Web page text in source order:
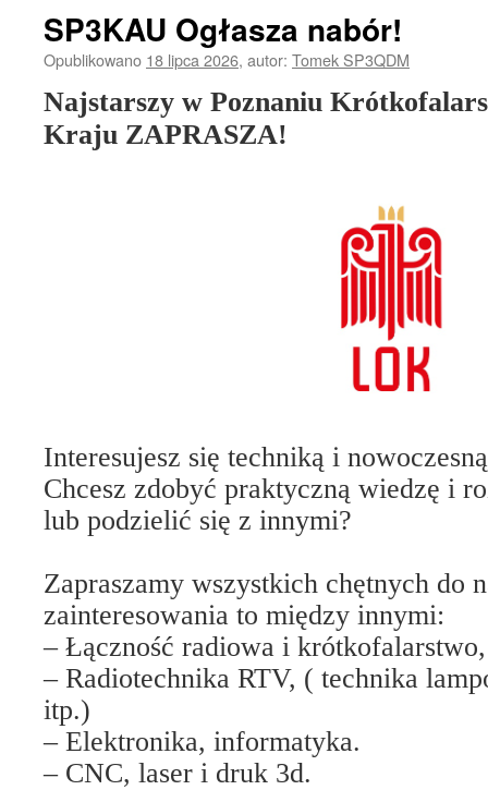
SP3KAU Ogłasza nabór!
Opublikowano 18 lipca 2026, autor: Tomek SP3QDM
Najstarszy w Poznaniu
Kraju ZAPRASZA!
Interesujesz się techniką i
Chcesz zdobyć praktyczną wiedzę i
lub podzielić się z innymi?
Zapraszamy wszystkich chętnych do
zainteresowania to między innymi:
– Łączność radiowa i krótkofalarstwo,
– Radiotechnika RTV, ( technika
itp.)
– Elektronika, informatyka.
– CNC, laser i druk 3d.